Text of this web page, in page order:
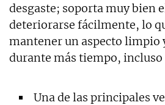
desgaste; soporta muy bien
deteriorarse fácilmente, lo
mantener un aspecto limpio
durante más tiempo,
Una de las principales